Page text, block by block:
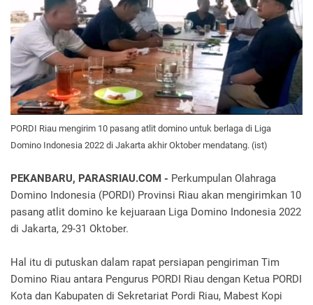
PORDI Riau mengirim 10 pasang atlit domino untuk berlaga di Liga
Domino Indonesia 2022 di Jakarta akhir Oktober mendatang. (ist)
PEKANBARU, PARASRIAU.COM - Perkumpulan Olahraga
Domino Indonesia (PORDI) Provinsi Riau akan mengirimkan 10
pasang atlit domino ke kejuaraan Liga Domino Indonesia 2022
di Jakarta, 29-31 Oktober.
Hal itu di putuskan dalam rapat persiapan pengiriman Tim
Domino Riau antara Pengurus PORDI Riau dengan Ketua PORDI
Kota dan Kabupaten di Sekretariat Pordi Riau, Mabest Kopi